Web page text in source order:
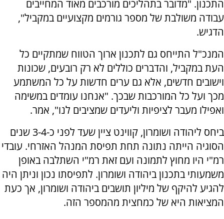
התכנון. "מדובר בתהליכים מורכבים מאוד המחייבים
עבודה משולבת של מספר גורמים מקצועיים במקביל",
הדגיש.
המנכ"ל התייחס גם לתכנון ארוך הטווח שמתקיים כל
העת במקביל, והדברים כוללים לא רק רובעים, שכונות
וישובים חדשים, אלא גם ערים חדשות על כל המשתמע
מכך ועל כל המורכבות שבכך. "אנחנו עומדים במשימה
ואפילו מעבר לציפיות וליעדים שמציבים לנו", אמר.
ביחס ליהודה ושומרון, קווינט ציין שעד לפני כ-3-4 שנים
הסוגיה הייתה נתונה תחת תפיסת המנהל האזרחי. עובדי
רמ"י היו מחוץ לתמונה ועם זאת רמ"י השתלבה באופן
משמעותי בתכנון ביהודה ושומרון. לתפיסתו נכון וניתן היה
להגיע להיקף של מיליון תושבים ביהודה ושומרון, אך כעת
המציאות היא של כמחצית מהמספר הזה.